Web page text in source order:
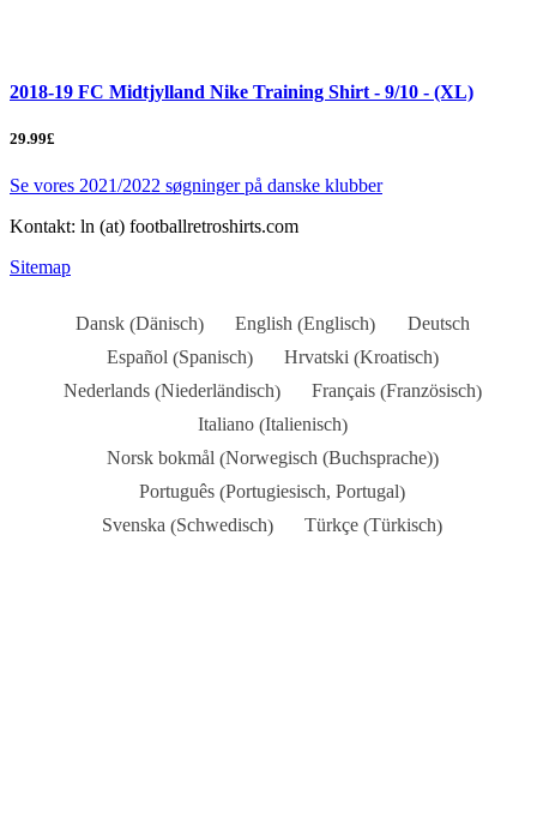
2018-19 FC Midtjylland Nike Training Shirt - 9/10 - (XL)
29.99£
Se vores 2021/2022 søgninger på danske klubber
Kontakt: ln (at) footballretroshirts.com
Sitemap
Dansk(Dänisch) English (Englisch)
Deutsch
Español(Spanisch) Hrvatski(Kroatisch)
Nederlands(Niederländisch) Français(Französisch)
Italiano(Italienisch)
Norsk bokmål(Norwegisch (Buchsprache))
Português (Portugiesisch, Portugal)
Svenska (Schwedisch) Türkçe (Türkisch)